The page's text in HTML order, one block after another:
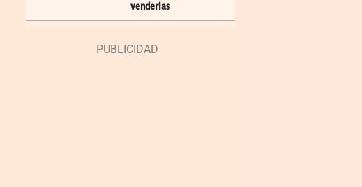
venderlas